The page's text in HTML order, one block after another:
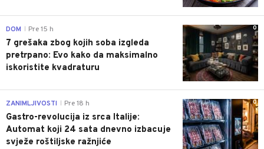
0
DOM Pre 15 h
7 grešaka zbog kojih soba izgleda
pretrpano: Evo kako da maksimalno
iskoristite kvadraturu
0
ZANIMLJIVOSTI Pre 18 h
Gastro-revolucija iz srca Italije:
Automat koji 24 sata dnevno izbacuje
svježe roštiljske ražnjiće